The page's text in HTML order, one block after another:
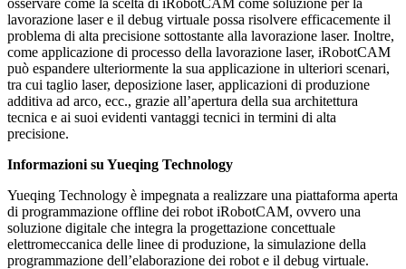
lavorazione laser e il debug virtuale possa risolvere efficacemente il
problema di alta precisione sottostante alla lavorazione laser. Inoltre,
come applicazione di processo della lavorazione laser, iRobotCAM
può espandere ulteriormente la sua applicazione in ulteriori scenari,
tra cui taglio laser, deposizione laser, applicazioni di produzione
additiva ad arco, ecc., grazie all’apertura della sua architettura
tecnica e ai suoi evidenti vantaggi tecnici in termini di alta
precisione.
Informazioni su Yueqing Technology
Yueqing Technology è impegnata a realizzare una piattaforma aperta
di programmazione offline dei robot iRobotCAM, ovvero una
soluzione digitale che integra la progettazione concettuale
elettromeccanica delle linee di produzione, la simulazione della
programmazione dell’elaborazione dei robot e il debug virtuale.